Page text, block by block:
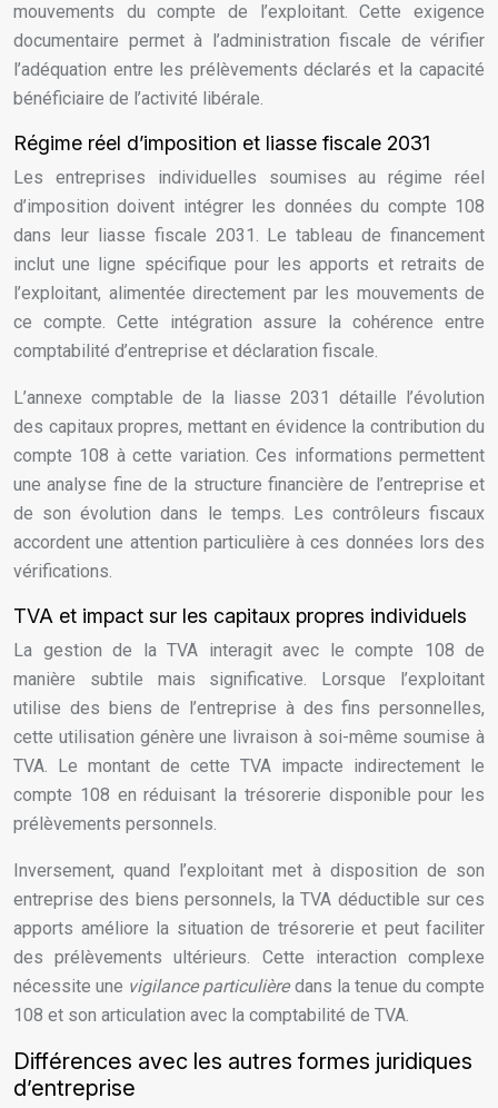
mouvements du compte de l’exploitant. Cette exigence
documentaire permet à l’administration fiscale de vérifier
l’adéquation entre les prélèvements déclarés et la capacité
bénéficiaire de l’activité libérale.
Régime réel d’imposition et liasse fiscale 2031
Les entreprises individuelles soumises au régime réel
d’imposition doivent intégrer les données du compte 108
dans leur liasse fiscale 2031. Le tableau de financement
inclut une ligne spécifique pour les apports et retraits de
l’exploitant, alimentée directement par les mouvements de
ce compte. Cette intégration assure la cohérence entre
comptabilité d’entreprise et déclaration fiscale.
L’annexe comptable de la liasse 2031 détaille l’évolution
des capitaux propres, mettant en évidence la contribution du
compte 108 à cette variation. Ces informations permettent
une analyse fine de la structure financière de l’entreprise et
de son évolution dans le temps. Les contrôleurs fiscaux
accordent une attention particulière à ces données lors des
vérifications.
TVA et impact sur les capitaux propres individuels
La gestion de la TVA interagit avec le compte 108 de
manière subtile mais significative. Lorsque l’exploitant
utilise des biens de l’entreprise à des fins personnelles,
cette utilisation génère une livraison à soi-même soumise à
TVA. Le montant de cette TVA impacte indirectement le
compte 108 en réduisant la trésorerie disponible pour les
prélèvements personnels.
Inversement, quand l’exploitant met à disposition de son
entreprise des biens personnels, la TVA déductible sur ces
apports améliore la situation de trésorerie et peut faciliter
des prélèvements ultérieurs. Cette interaction complexe
nécessite une vigilance particulièredans la tenue du compte
108 et son articulation avec la comptabilité de TVA.
Différences avec les autres formes juridiques
d’entreprise